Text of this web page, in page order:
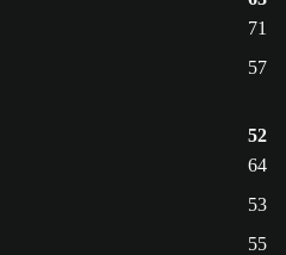
71
57
52
64
53
55